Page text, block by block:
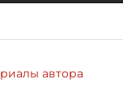
автора